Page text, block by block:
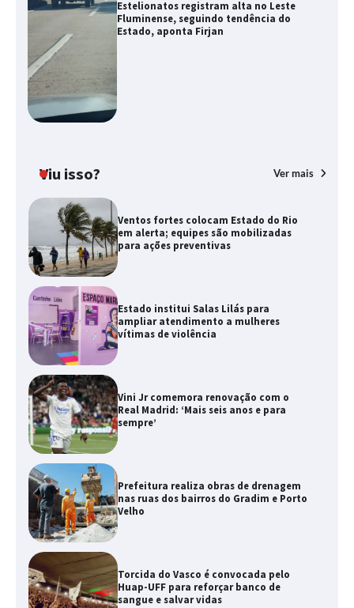
Estelionatos registram alta no Leste
Fluminense, seguindo tendência do
Estado, aponta Firjan
Viu isso? Ver mais
Ventos fortes colocam Estado do Rio
em alerta; equipes são mobilizadas
para ações preventivas
Estado institui Salas Lilás para
ampliar atendimento a mulheres
vítimas de violência
Vini Jr comemora renovação com o
Real Madrid: ‘Mais seis anos e para
sempre’
Prefeitura realiza obras de drenagem
nas ruas dos bairros do Gradim e Porto
Velho
Torcida do Vasco é convocada pelo
Huap-UFF para reforçar banco de
sangue e salvar vidas